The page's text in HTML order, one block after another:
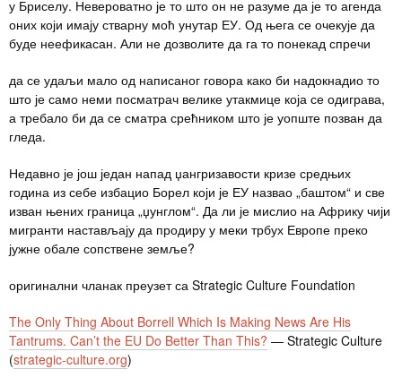
у Бриселу. Невероватно је то што он не разуме да је то агенда
оних који имају стварну моћ унутар ЕУ. Од њега се очекује да
буде неефикасан. Али не дозволите да га то понекад спречи
да се удаљи мало од написаног говора како би надокнадио то
што је само неми посматрач велике утакмице која се одиграва,
а требало би да се сматра срећником што је уопште позван да
гледа.
Недавно је још један напад џангризавости кризе средњих
година из себе избацио Борел који је ЕУ назвао „баштом“ и све
изван њених граница „џунглом“. Да ли је мислио на Африку чији
мигранти настављају да продиру у меки трбух Европе преко
јужне обале сопствене земље?
оригинални чланак преузет са Strategic Culture Foundation
The Only Thing About Borrell Which Is Making News Are His
Tantrums. Can’t the EU Do Better Than This? — Strategic Culture
(strategic-culture.org)